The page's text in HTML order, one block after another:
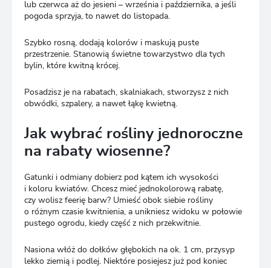
lub czerwca aż do jesieni – września i października, a jeśli
pogoda sprzyja, to nawet do listopada.
Szybko rosną, dodają kolorów i maskują puste
przestrzenie. Stanowią świetne towarzystwo dla tych
bylin, które kwitną krócej.
Posadzisz je na rabatach, skalniakach, stworzysz z nich
obwódki, szpalery, a nawet łąkę kwietną.
Jak wybrać rośliny jednoroczne
na rabaty wiosenne?
Gatunki i odmiany dobierz pod kątem ich wysokości
i koloru kwiatów. Chcesz mieć jednokolorową rabatę,
czy wolisz feerię barw? Umieść obok siebie rośliny
o różnym czasie kwitnienia, a unikniesz widoku w połowie
pustego ogrodu, kiedy część z nich przekwitnie.
Nasiona włóż do dołków głębokich na ok. 1 cm, przysyp
lekko ziemią i podlej. Niektóre posiejesz już pod koniec